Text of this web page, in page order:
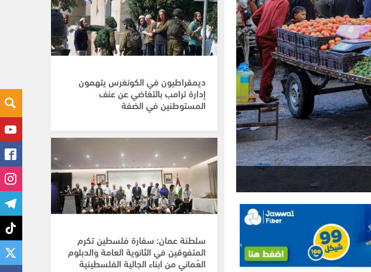
ديمقراطيون في الكونغرس يتهمون
إدارة ترامب بالتغاضي عن عنف
المستوطنين في الضفة
سلطنة عمان: سفارة فلسطين تكرم
المتفوقين في الثانوية العامة والدبلوم
العُماني من ابناء الجالية الفلسطينية